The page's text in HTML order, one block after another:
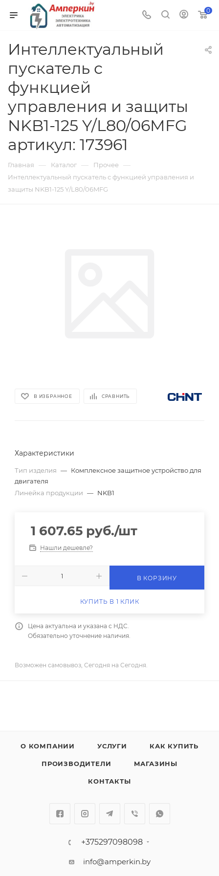
0
Интеллектуальный
пускатель с
функцией
управления и защиты
NKB1-125 Y/L80/06MFG
артикул: 173961
Главная — Каталог — Прочее —
Интеллектуальный пускатель с функцией управления и
защиты NKB1-125 Y/L80/06MFG
В ИЗБРАННОЕ СРАВНИТЬ
Характеристики
Тип изделия — Комплексное защитное устройство для
двигателя
Линейка продукции — NKB1
1 607.65 руб./шт
Нашли дешевле?
В КОРЗИНУ
КУПИТЬ В 1 КЛИК
Цена актуальна и указана с НДС.
Обязательно уточнение наличия.
Возможен самовывоз, Сегодня на Сегодня.
О КОМПАНИИ УСЛУГИ КАК КУПИТЬ
ПРОИЗВОДИТЕЛИ МАГАЗИНЫ
КОНТАКТЫ
+375297098098
info@amperkin.by